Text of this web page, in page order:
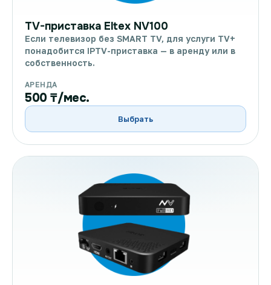
TV-приставка Eltex NV100
Если телевизор без SMART TV, для услуги TV+
понадобится IPTV-приставка — в аренду или в
собственность.
АРЕНДА
500 ₸/мес.
Выбрать